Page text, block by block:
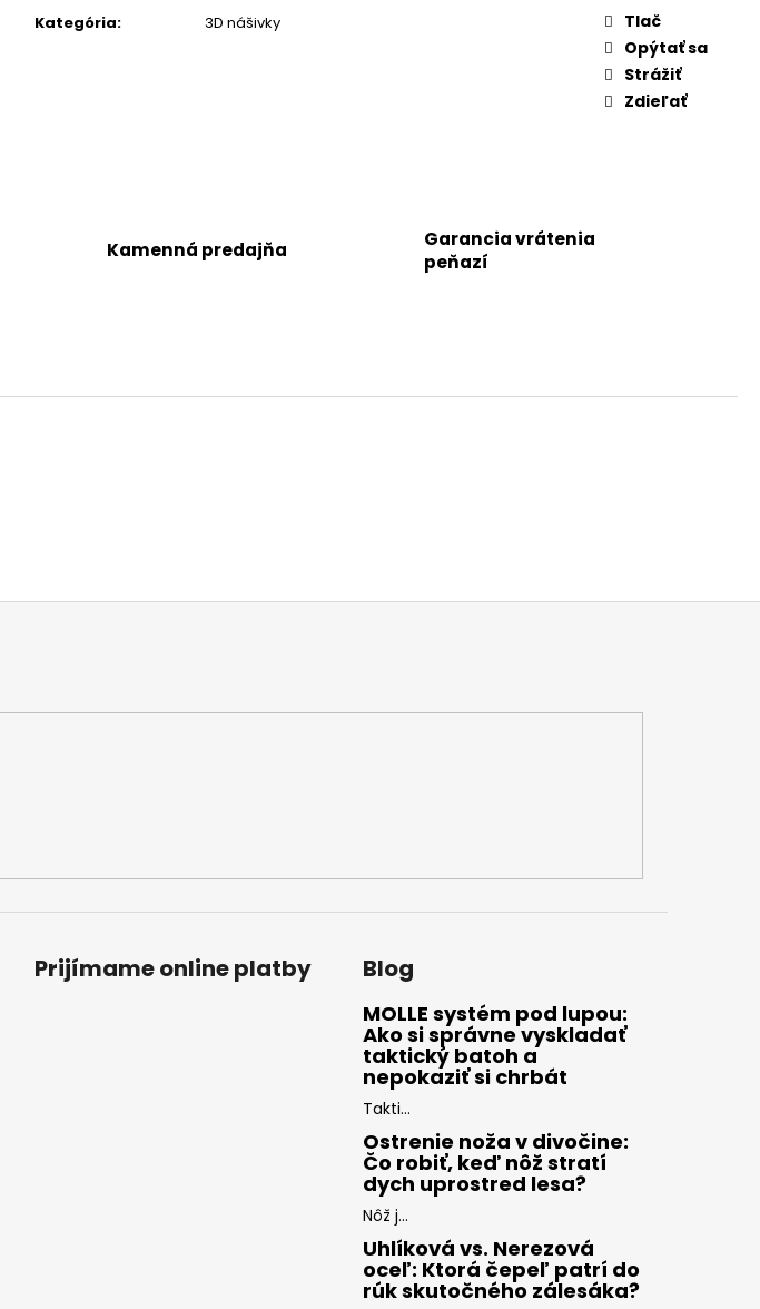
cena:
Kategória: 3D nášivky
Tlač
Opýtať sa
Strážiť
Zdieľať
Kamenná predajňa
Garancia vrátenia
peňazí
Prijímame online platby Blog
MOLLE systém pod lupou:
Ako si správne vyskladať
taktický batoh a
nepokaziť si chrbát
Takti...
Ostrenie noža v divočine:
Čo robiť, keď nôž stratí
dych uprostred lesa?
Nôž j...
Uhlíková vs. Nerezová
oceľ: Ktorá čepeľ patrí do
rúk skutočného zálesáka?